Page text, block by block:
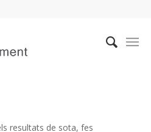
resultats de sota, fes